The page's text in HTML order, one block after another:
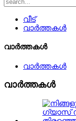
വീട്
വാർത്തകൾ
വാർത്തകൾ
വാർത്തകൾ
വാർത്തകൾ